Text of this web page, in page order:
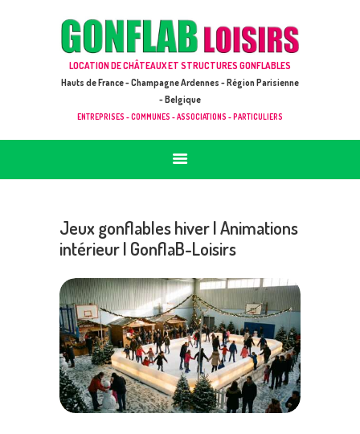
LOCATION DE CHÂTEAUX ET STRUCTURES GONFLABLES
Hauts de France - Champagne Ardennes - Région Parisienne
- Belgique
ENTREPRISES - COMMUNES - ASSOCIATIONS - PARTICULIERS
GONFLAB LOISIRS
ACCUEIL
JEUX À LOUER & PRESTATIONS
CATALOGUE / TARIF
DEMANDE DE DEVIS (SOUS 24H)
Jeux gonflables hiver | Animations
intérieur | GonflaB-Loisirs